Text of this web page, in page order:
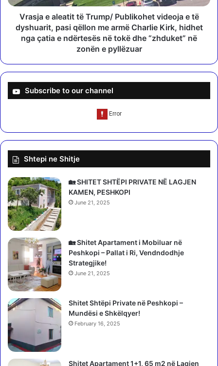
H
:
i
o
z
e
d
o
t
ë
s
h
t
e
m
e
s
M
a
n
a
l
t
r
/
P
b
l
i
k
o
h
e
t
d
e
o
j
a
e
t
ë
y
Vrasja e aleatit të Trump/ Publikohet videoja e të
dyshuarit, pasi qëllon me armë Charlie Kirk, hidhet
nga çatia e ndërtesës në tokë dhe “zhduket” në
zonën e pyllëzuar
Subscribe to our channel
Shtepi ne Shitje
🏡 SHITET SHTËPI PRIVATE NË LAGJEN
KAMEN, PESHKOPI
June 21, 2025
🏡 Shitet Apartament i Mobiluar në
Peshkopi – Pallat i Ri, Vendndodhje
Strategjike!
June 21, 2025
Shitet Shtëpi Private në Peshkopi –
Mundësi e Shkëlqyer!
February 16, 2025
Shitet Apartament 1+1, 65 m2 në Lagjen